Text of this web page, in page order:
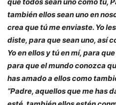
también ellos sean uno en
crea que tú me enviaste. Yo
diste, para que sean uno, así
Yo en ellos y tú en mí, para
para que el mundo conozca
has amado a ellos como
“Padre, aquellos que me has